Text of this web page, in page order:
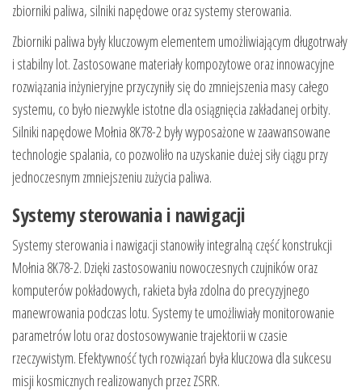
zbiorniki paliwa, silniki napędowe oraz systemy sterowania.
Zbiorniki paliwa były kluczowym elementem umożliwiającym długotrwały
i stabilny lot. Zastosowane materiały kompozytowe oraz innowacyjne
rozwiązania inżynieryjne przyczyniły się do zmniejszenia masy całego
systemu, co było niezwykle istotne dla osiągnięcia zakładanej orbity.
Silniki napędowe Mołnia 8K78-2 były wyposażone w zaawansowane
technologie spalania, co pozwoliło na uzyskanie dużej siły ciągu przy
jednoczesnym zmniejszeniu zużycia paliwa.
Systemy sterowania i nawigacji
Systemy sterowania i nawigacji stanowiły integralną część konstrukcji
Mołnia 8K78-2. Dzięki zastosowaniu nowoczesnych czujników oraz
komputerów pokładowych, rakieta była zdolna do precyzyjnego
manewrowania podczas lotu. Systemy te umożliwiały monitorowanie
parametrów lotu oraz dostosowywanie trajektorii w czasie
rzeczywistym. Efektywność tych rozwiązań była kluczowa dla sukcesu
misji kosmicznych realizowanych przez ZSRR.